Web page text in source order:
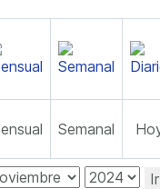
Semanal